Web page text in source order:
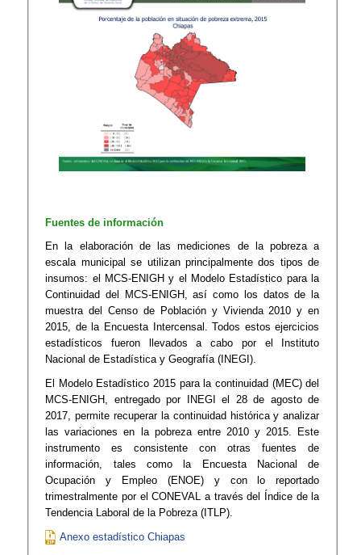
Fuentes de información
En la elaboración de las mediciones de la pobreza a
escala municipal se utilizan principalmente dos tipos de
insumos: el MCS-ENIGH y el Modelo Estadístico para la
Continuidad del MCS-ENIGH, así como los datos de la
muestra del Censo de Población y Vivienda 2010 y en
2015, de la Encuesta Intercensal. Todos estos ejercicios
estadísticos fueron llevados a cabo por el Instituto
Nacional de Estadística y Geografía (INEGI). ​
El Modelo Estadístico 2015 para la continuidad (MEC) del
MCS-ENIGH, entregado por INEGI el 28 de agosto de
2017, permite recuperar la continuidad histórica y analizar
las variaciones en la pobreza entre 2010 y 2015. Este
instrumento es consistente con otras fuentes de
información, tales como la Encuesta Nacional de
Ocupación y Empleo (ENOE) y con lo reportado
trimestralmente por el CONEVAL a través del Índice de la
Tendencia Laboral de la Pobreza (ITLP).​
Anexo estadístico Chiapas